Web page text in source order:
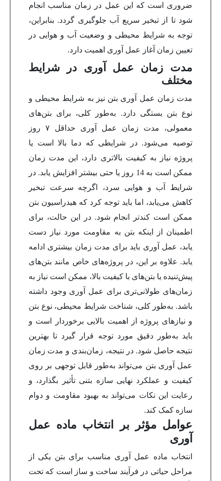
ضروری است که این عمل در زمان مناسب انجام
شود تا از تبخیر سریع آب جلوگیری گردد. بنابراین،
توجه به شرایط محیطی و وضعیت آب و هوایی در
تعیین زمان آغاز عمل آوری اهمیت دارد.
مدت زمان عمل آوری در شرایط
مختلف
مدت زمان عمل آوری بتن نیز به شرایط محیطی و
نوع بتن بستگی دارد. به‌طور کلی، برای بتن‌های
معمولی، مدت زمان عمل آوری حداقل ۷ روز
توصیه می‌شود. در شرایطی که دما بالا است یا
پروژه نیاز به کیفیت بالاتری دارد، این مدت زمان
ممکن است به 14 روز یا حتی بیشتر افزایش یابد.
در
شرایط آب و هوایی سرد، اگرچه سرعت تبخیر
کاهش می‌یابد، اما باید توجه کرد که هیدراسیون بتن
ممکن است کندتر انجام شود. در این حالت، برای
اطمینان از اینکه بتن به مقاومت مورد نیاز دست
یابد، عمل آوری باید برای مدت زمان بیشتری ادامه
یابد. علاوه بر این، در پروژه‌های خاص مانند بتن‌های
پیش‌تنیده یا بتن‌های با کیفیت بالا، ممکن است نیاز به
زمان‌های طولانی‌تری برای عمل آوری وجود داشته
باشد. به‌طور کلی، شناخت شرایط محیطی، نوع بتن
و نیازهای پروژه از اهمیت بالایی برخوردار است و
باید به‌طور دقیق مورد توجه قرار گیرد تا بهترین
نتیجه حاصل شود. در نتیجه، زمان‌بندی و مدت زمان
عمل آوری بتن می‌تواند به‌طور قابل توجهی بر روی
کیفیت و عملکرد نهایی سازه بتنی تأثیر بگذارد، و
رعایت این نکات می‌تواند به بهبود مقاومت و دوام
سازه کمک کند.
عوامل مؤثر بر انتخاب ماده عمل
آوری
انتخاب ماده عمل آوری مناسب برای بتن یکی از
مراحل حیاتی در فرآیند ساخت و ساز است که تحت